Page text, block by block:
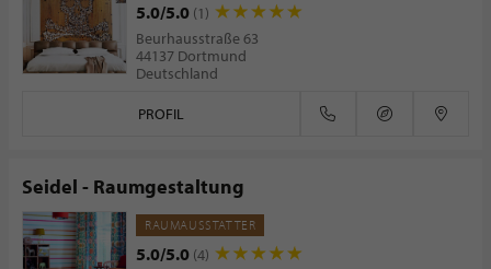
5.0/5.0 (1)
Beurhausstraße 63
44137 Dortmund
Deutschland
PROFIL
Seidel - Raumgestaltung
RAUMAUSSTATTER
5.0/5.0 (4)